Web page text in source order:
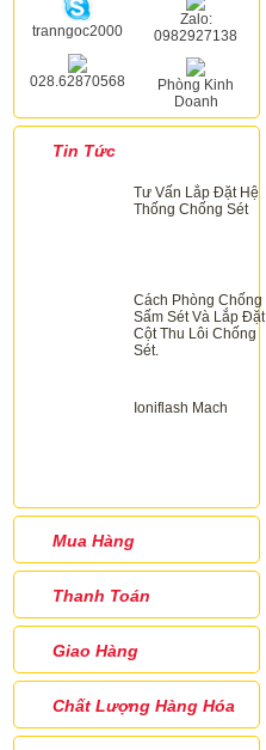
tranngoc2000
Zalo:
0982927138
028.62870568
Phòng Kinh
Doanh
Tin Tức
Tư Vấn Lắp Đặt Hệ
Thống Chống Sét
Cách Phòng Chống
Sấm Sét Và Lắp Đặt
Cột Thu Lôi Chống
Sét.
Ioniflash Mach
Mua Hàng
Thanh Toán
Giao Hàng
Chất Lượng Hàng Hóa